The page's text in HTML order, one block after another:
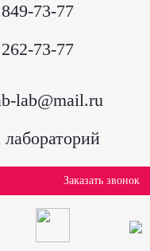
73-77
73-77
lab@mail.ru
Заказать звонок